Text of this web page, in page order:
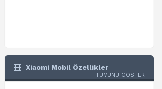
Xiaomi Mobil Özellikler
TÜMÜNÜ GÖSTER